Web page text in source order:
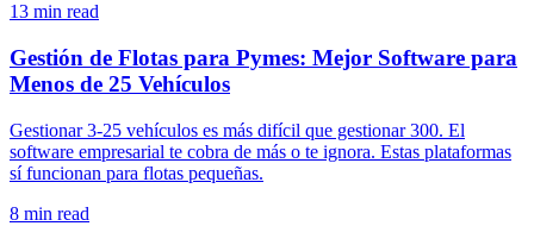
13 min read
Gestión de Flotas para Pymes: Mejor Software para
Menos de 25 Vehículos
Gestionar 3-25 vehículos es más difícil que gestionar 300. El
software empresarial te cobra de más o te ignora. Estas plataformas
sí funcionan para flotas pequeñas.
8 min read